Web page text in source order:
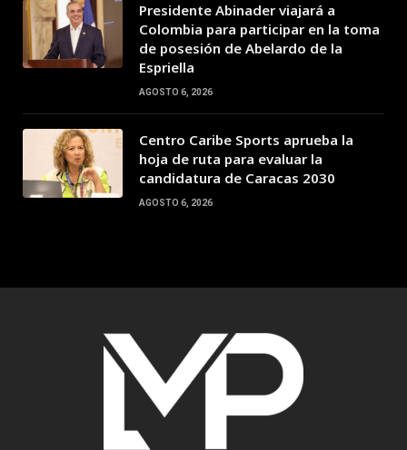
Presidente Abinader viajará a
Colombia para participar en la toma
de posesión de Abelardo de la
Espriella
AGOSTO 6, 2026
Centro Caribe Sports aprueba la
hoja de ruta para evaluar la
candidatura de Caracas 2030
AGOSTO 6, 2026